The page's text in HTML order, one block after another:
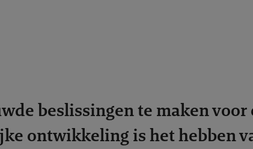
beslissingen te maken voor
ontwikkeling is het hebben